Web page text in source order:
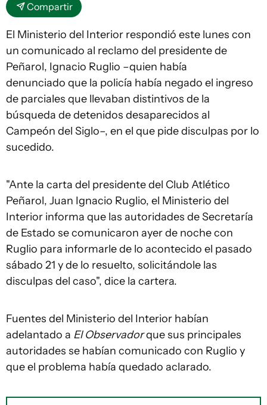
Compartir
El Ministerio del Interior respondió este lunes con
un comunicado al reclamo del presidente de
Peñarol, Ignacio Ruglio –quien había
denunciado que la policía había negado el ingreso
de parciales que llevaban distintivos de la
búsqueda de detenidos desaparecidos al
Campeón del Siglo–, en el que pide disculpas por lo
sucedido.
"Ante la carta del presidente del Club Atlético
Peñarol, Juan Ignacio Ruglio, el Ministerio del
Interior informa que las autoridades de Secretaría
de Estado se comunicaron ayer de noche con
Ruglio para informarle de lo acontecido el pasado
sábado 21 y de lo resuelto, solicitándole las
disculpas del caso", dice la cartera.
Fuentes del Ministerio del Interior habían
adelantado a El Observadorque sus principales
autoridades se habían comunicado con Ruglio y
que el problema había quedado aclarado.